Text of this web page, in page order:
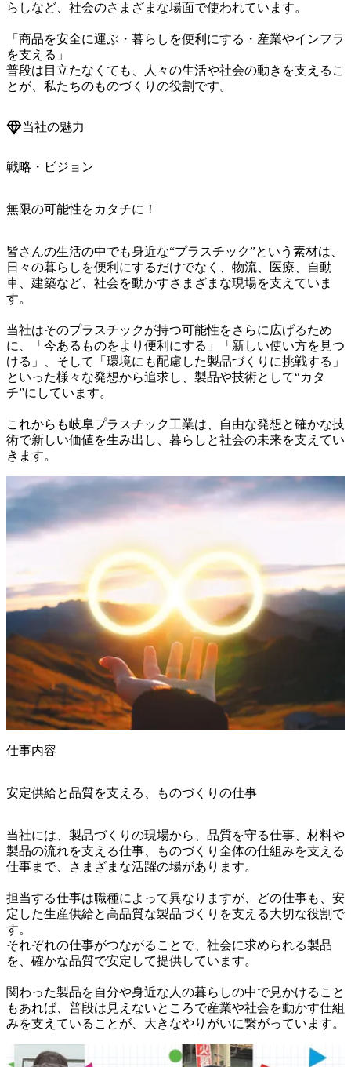
らしなど、社会のさまざまな場面で使われています。
「商品を安全に運ぶ・暮らしを便利にする・産業やインフラ
を支える」
普段は目立たなくても、人々の生活や社会の動きを支えるこ
とが、私たちのものづくりの役割です。
当社の魅力
戦略・ビジョン
無限の可能性をカタチに！
皆さんの生活の中でも身近な“プラスチック”という素材は、
日々の暮らしを便利にするだけでなく、物流、医療、自動
車、建築など、社会を動かすさまざまな現場を支えていま
す。
当社はそのプラスチックが持つ可能性をさらに広げるため
に、「今あるものをより便利にする」「新しい使い方を見つ
ける」、そして「環境にも配慮した製品づくりに挑戦する」
といった様々な発想から追求し、製品や技術として“カタ
チ”にしています。
これからも岐阜プラスチック工業は、自由な発想と確かな技
術で新しい価値を生み出し、暮らしと社会の未来を支えてい
きます。
仕事内容
安定供給と品質を支える、ものづくりの仕事
当社には、製品づくりの現場から、品質を守る仕事、材料や
製品の流れを支える仕事、ものづくり全体の仕組みを支える
仕事まで、さまざまな活躍の場があります。
担当する仕事は職種によって異なりますが、どの仕事も、安
定した生産供給と高品質な製品づくりを支える大切な役割で
す。
それぞれの仕事がつながることで、社会に求められる製品
を、確かな品質で安定して提供しています。
関わった製品を自分や身近な人の暮らしの中で見かけること
もあれば、普段は見えないところで産業や社会を動かす仕組
みを支えていることが、大きなやりがいに繋がっています。